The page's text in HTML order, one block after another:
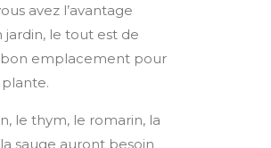
avez l’avantage
jardin, le tout est de
bon emplacement pour
le thym, le romarin, la
sauge auront besoin